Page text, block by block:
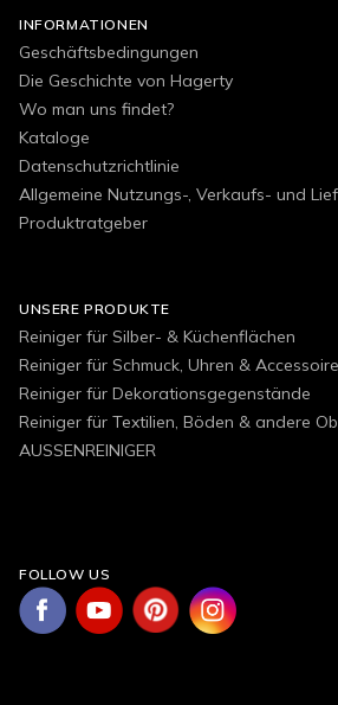
INFORMATIONEN
Geschäftsbedingungen
Die Geschichte von Hagerty
Wo man uns findet?
Kataloge
Datenschutzrichtlinie
Allgemeine Nutzungs-, Verkaufs- und
Produktratgeber
UNSERE PRODUKTE
Reiniger für Silber- & Küchenflächen
Reiniger für Schmuck, Uhren &
Reiniger für Dekorationsgegenstände
Reiniger für Textilien, Böden & andere
AUSSENREINIGER
FOLLOW US